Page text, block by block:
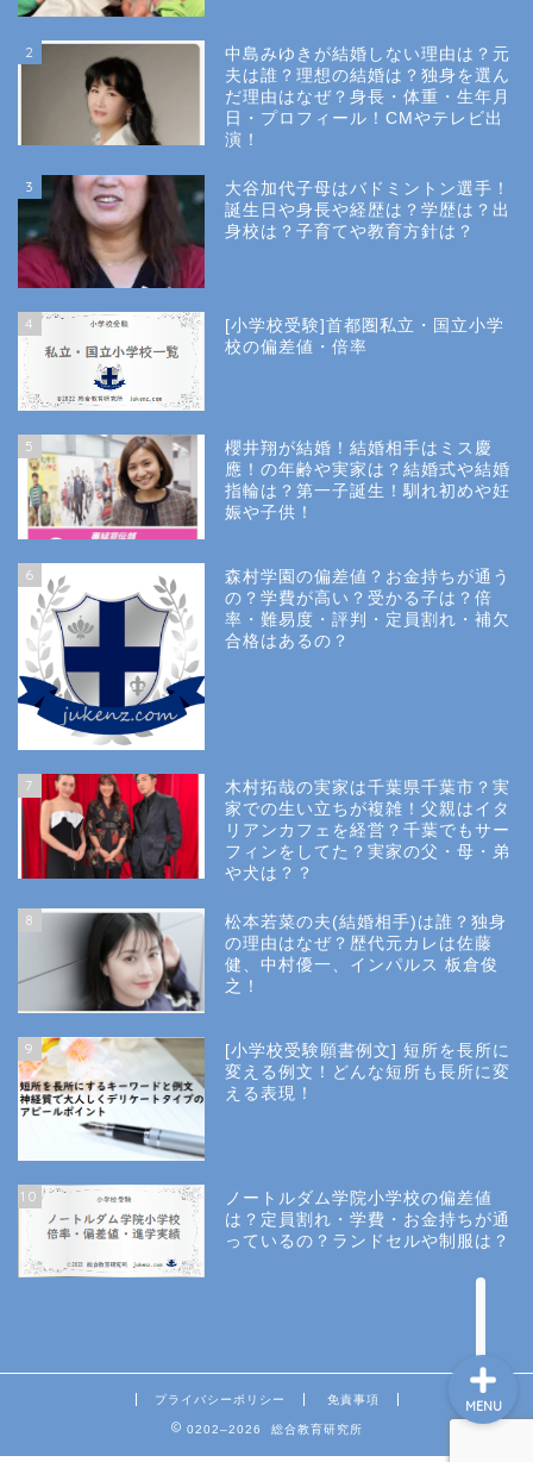
2
中島みゆきが結婚しない理由は？元
夫は誰？理想の結婚は？独身を選ん
だ理由はなぜ？身長・体重・生年月
日・プロフィール！CMやテレビ出
演！
3
大谷加代子母はバドミントン選手！
誕生日や身長や経歴は？学歴は？出
身校は？子育てや教育方針は？
4
[小学校受験]首都圏私立・国立小学
校の偏差値・倍率
5
櫻井翔が結婚！結婚相手はミス慶
應！の年齢や実家は？結婚式や結婚
指輪は？第一子誕生！馴れ初めや妊
娠や子供！
6
森村学園の偏差値？お金持ちが通う
の？学費が高い？受かる子は？倍
率・難易度・評判・定員割れ・補欠
合格はあるの？
7
木村拓哉の実家は千葉県千葉市？実
家での生い立ちが複雑！父親はイタ
リアンカフェを経営？千葉でもサー
フィンをしてた？実家の父・母・弟
や犬は？？
8
松本若菜の夫(結婚相手)は誰？独身
の理由はなぜ？歴代元カレは佐藤
健、中村優一、インパルス 板倉俊
之！
9
[小学校受験願書例文] 短所を長所に
変える例文！どんな短所も長所に変
える表現！
10
ノートルダム学院小学校の偏差値
は？定員割れ・学費・お金持ちが通
っているの？ランドセルや制服は？
プライバシーポリシー 免責事項
0202–2026 総合教育研究所
MENU
Privacy Policy
小学校受験
所長コラム
説明会や面接の服装